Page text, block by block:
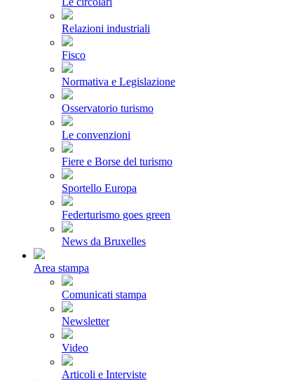
Relazioni industriali
Fisco
Normativa e Legislazione
Osservatorio turismo
Le convenzioni
Fiere e Borse del turismo
Sportello Europa
Federturismo goes green
News da Bruxelles
Area stampa
Comunicati stampa
Newsletter
Video
Articoli e Interviste